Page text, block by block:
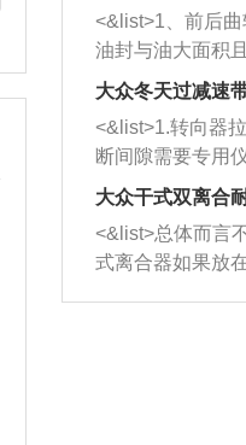
西取出来。但如
的堵塞，就需要
洗剂对堵塞的情
放在燃油箱中，
动时，就可以和
室，最后形成废
催化器得到清洗
能够得到解决。
一圈半的练习，
圈数。 <&list>3
习，这样就可以
驾驶车辆时，不
向。
<&list>1、前后
油封与油大面积
和发动机内持续
逐渐减弱，导致
活塞间隙过大：
的间隙扩大，导
造成烧机油。
机油粘度过小的
象，机油粘度过
大众冬天过减速
<&list>1.转向器
断间隙需要专用
无法制作，需要
店；<&list>2.车
裂，破裂后会出
损严重，磨损的
响；<&list>3.稳
大众干式双离合
<&list>总体而言
式离合器如果放